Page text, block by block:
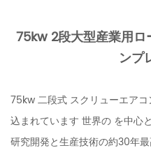
75kw 2段大型産業用ロ
ンプ
75kw 二段式 スクリューエア
込まれています 世界の を中心
研究開発と生産技術の約30年